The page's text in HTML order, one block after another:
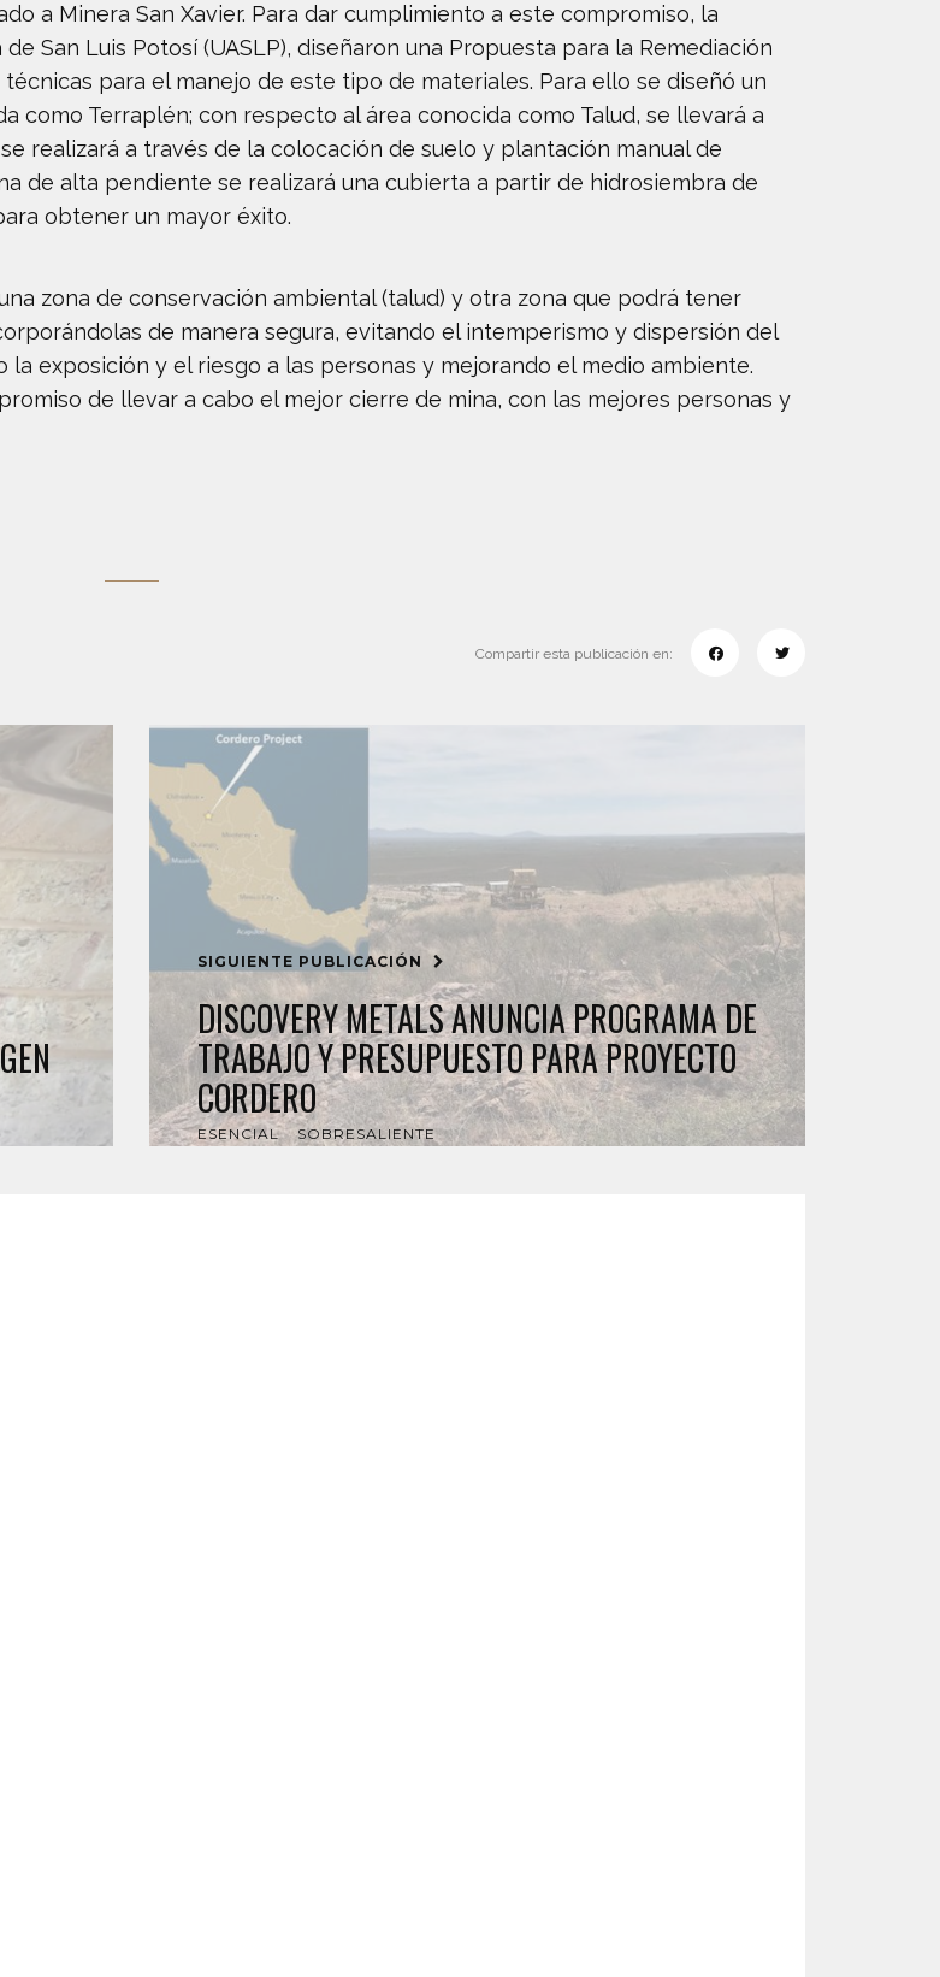
a Minera San Xavier. Para dar cumplimiento a este compromiso, la
San Luis Potosí (UASLP), diseñaron una Propuesta para la Remediación
para el manejo de este tipo de materiales. Para ello se diseñó un
como Terraplén; con respecto al área conocida como Talud, se llevará a
realizará a través de la colocación de suelo y plantación manual de
de alta pendiente se realizará una cubierta a partir de hidrosiembra de
obtener un mayor éxito.
zona de conservación ambiental (talud) y otra zona que podrá tener
de manera segura, evitando el intemperismo y dispersión del
exposición y el riesgo a las personas y mejorando el medio ambiente.
de llevar a cabo el mejor cierre de mina, con las mejores personas y
Compartir esta publicación en:
SIGUIENTE PUBLICACIÓN
DISCOVERY METALS ANUNCIA PROGRAMA DE
TRABAJO Y PRESUPUESTO PARA PROYECTO
CORDERO
ESENCIAL SOBRESALIENTE